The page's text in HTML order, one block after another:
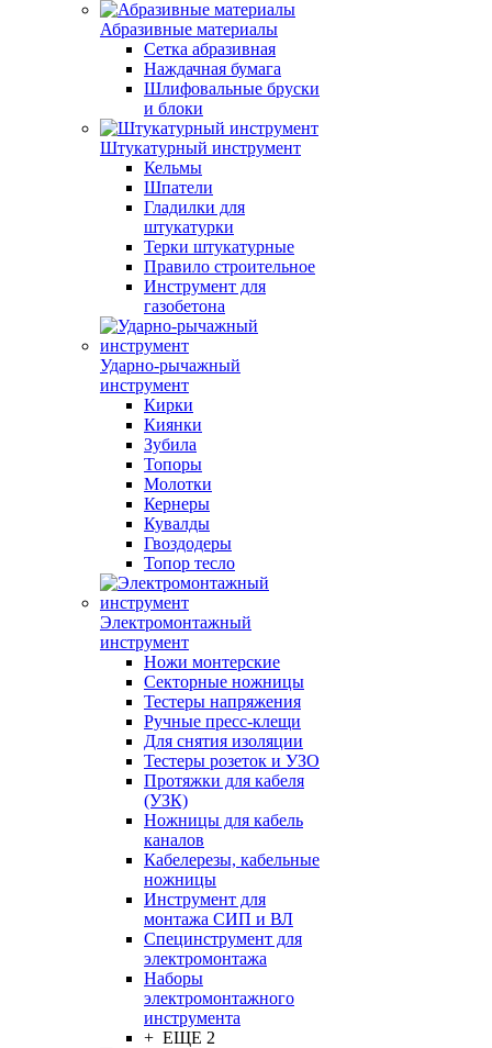
Абразивные материалы
Сетка абразивная
Наждачная бумага
Шлифовальные бруски
и блоки
Штукатурный инструмент
Кельмы
Шпатели
Гладилки для
штукатурки
Терки штукатурные
Правило строительное
Инструмент для
газобетона
Ударно-рычажный
инструмент
Кирки
Киянки
Зубила
Топоры
Молотки
Кернеры
Кувалды
Гвоздодеры
Топор тесло
Электромонтажный
инструмент
Ножи монтерские
Секторные ножницы
Тестеры напряжения
Ручные пресс-клещи
Для снятия изоляции
Тестеры розеток и УЗО
Протяжки для кабеля
(УЗК)
Ножницы для кабель
каналов
Кабелерезы, кабельные
ножницы
Инструмент для
монтажа СИП и ВЛ
Специнструмент для
электромонтажа
Наборы
электромонтажного
инструмента
+ ЕЩЕ 2